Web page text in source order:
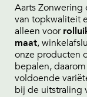
Aarts
van topkwaliteit
alleen voor
maat,
onze producten
bepalen,
voldoende
bij de uitstraling